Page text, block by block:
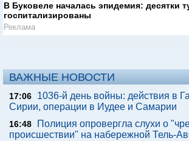
В Буковеле началась эпидемия: десятки
госпитализированы
Реклама
ВАЖНЫЕ НОВОСТИ
17:06
1036-й день войны: действия в
Сирии, операции в Иудее и Самарии
16:48
Полиция опровергла слухи о
происшествии" на набережной Тель-